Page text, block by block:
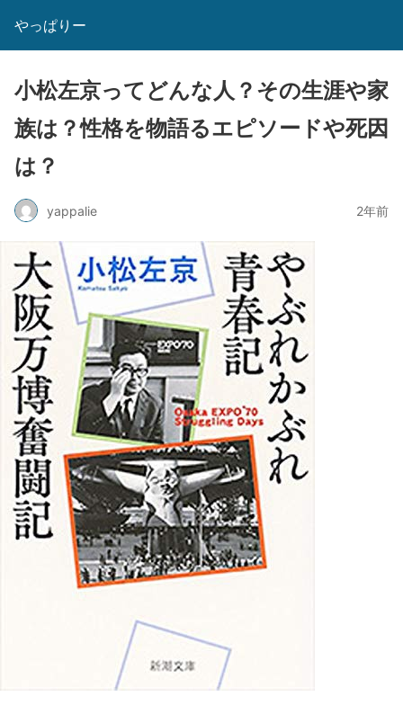
やっぱりー
小松左京ってどんな人？その生涯や家
族は？性格を物語るエピソードや死因
は？
yappalie 2年前